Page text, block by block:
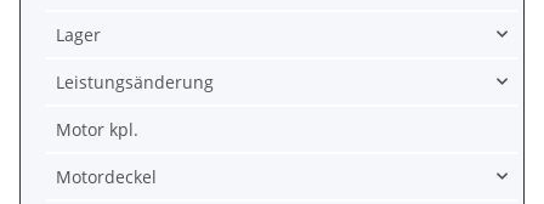
Lager
Leistungsänderung
Motor kpl.
Motordeckel